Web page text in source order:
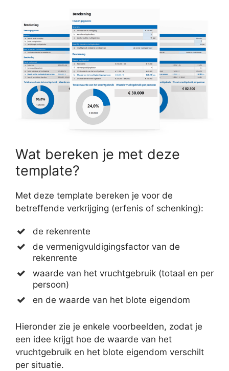
Wat bereken je met deze
template?
Met deze template bereken je voor de
betreffende verkrijging (erfenis of schenking):
de rekenrente
de vermenigvuldigingsfactor van de
rekenrente
waarde van het vruchtgebruik (totaal en per
persoon)
en de waarde van het blote eigendom
Hieronder zie je enkele voorbeelden, zodat je
een idee krijgt hoe de waarde van het
vruchtgebruik en het blote eigendom verschilt
per situatie.